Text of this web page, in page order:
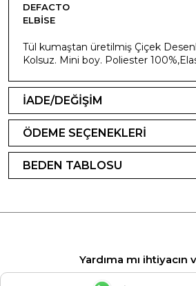
DEFACTO
ELBISE
Tül kumaştan üretilmiş Çiçek
Kolsuz. Mini boy. Poliester
İADE/DEĞİŞİM
ÖDEME SEÇENEKLERİ
BEDEN TABLOSU
Yardıma mı ihtiyacın